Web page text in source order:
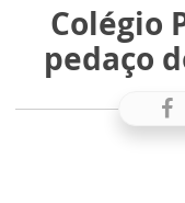
Colégio
pedaço